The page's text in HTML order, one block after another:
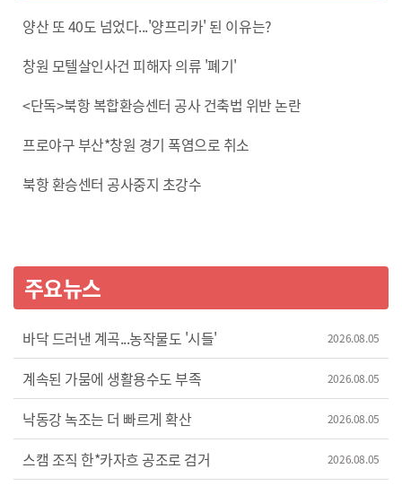
양산 또 40도 넘었다...'양프리카' 된 이유는?
창원 모텔살인사건 피해자 의류 '폐기'
<단독>북항 복합환승센터 공사 건축법 위반 논란
프로야구 부산*창원 경기 폭염으로 취소
북항 환승센터 공사중지 초강수
주요뉴스
바닥 드러낸 계곡...농작물도 '시들' 2026.08.05
계속된 가뭄에 생활용수도 부족 2026.08.05
낙동강 녹조는 더 빠르게 확산 2026.08.05
스캠 조직 한*카자흐 공조로 검거 2026.08.05